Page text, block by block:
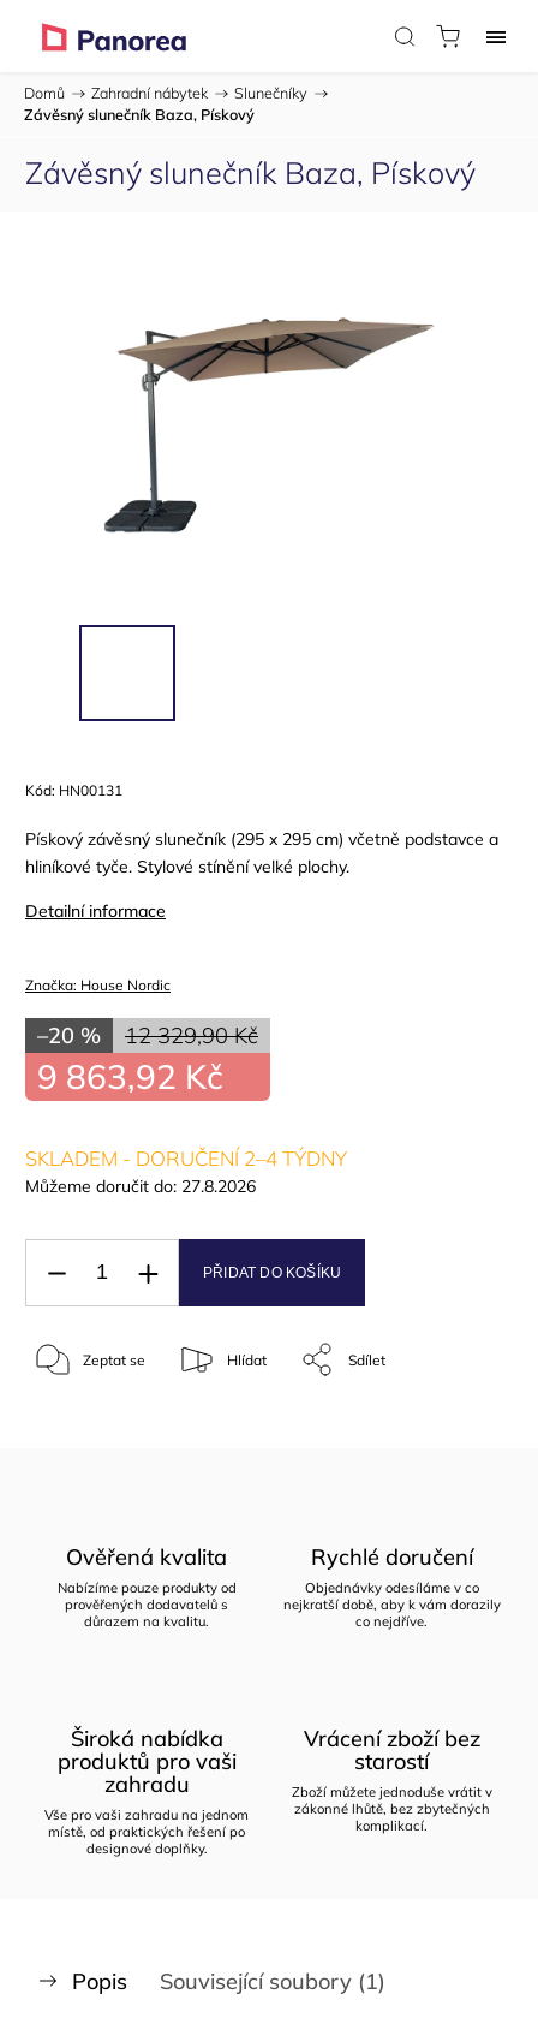
Domů / Zahradní nábytek / Slunečníky /
Závěsný slunečník Baza, Pískový
Závěsný slunečník Baza, Pískový
Kód: HN00131
Pískový závěsný slunečník (295 x 295 cm) včetně podstavce a
hliníkové tyče. Stylové stínění velké plochy.
Detailní informace
Značka: House Nordic
12 329,90 Kč
–20 %
9 863,92 Kč
SKLADEM - DORUČENÍ 2–4 TÝDNY
Můžeme doručit do: 27.8.2026
PŘIDAT DO KOŠÍKU
Zeptat se Hlídat Sdílet
Ověřená kvalita
Nabízíme pouze produkty od
prověřených dodavatelů s
důrazem na kvalitu.
Rychlé doručení
Objednávky odesíláme v co
nejkratší době, aby k vám dorazily
co nejdříve.
Široká nabídka
produktů pro vaši
zahradu
Vše pro vaši zahradu na jednom
místě, od praktických řešení po
designové doplňky.
Vrácení zboží bez
starostí
Zboží můžete jednoduše vrátit v
zákonné lhůtě, bez zbytečných
komplikací.
Popis Související soubory (1)